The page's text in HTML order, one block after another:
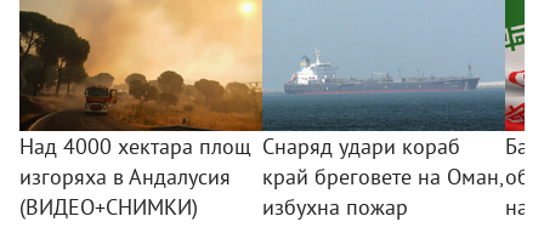
Над 4000 хектара площ
изгоряха в Андалусия
(ВИДЕО+СНИМКИ)
Снаряд удари кораб
край бреговете на Оман,
избухна пожар
на